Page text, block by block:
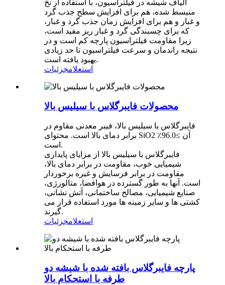
الیاف شیشه در فیلتراسیون، با استفاده از نخ
منبسط شده، هم برای افزایش سطح جذب گرد
و غبار و هم برای افزایش زمان جذب گرد و غبار،
که برای چسبندگی گرد و غبار ریز مفید است،
زیرا مقاومت فیلتراسیون پارچه کم است و در
نتیجه راندمان و سرعت فیلتراسیون تا حد زیادی
بهبود یافته است.
استعلامجزئیات
محصولات فایبرگلاس با سیلیس بالا
فایبرگلاس با سیلیس بالا، فیبر معدنی مقاوم در
برابر دمای بالا است. محتوای SiO2 آن ≥96.0٪
است.
فایبرگلاس با سیلیس بالا از مزایای پایداری
شیمیایی خوب، مقاومت در برابر دمای بالا،
مقاومت در برابر فرسایش و غیره برخوردار
است. آنها به طور گسترده در هوافضا، متالورژی،
صنایع شیمیایی، مصالح ساختمانی، آتش نشانی،
کشتی ها و سایر زمینه ها مورد استفاده قرار می
گیرند.
استعلامجزئیات
پارچه فایبرگلاس بافته شده با شیشه دو
طرفه با استحکام بالا